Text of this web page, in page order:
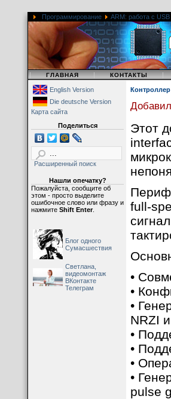
Программирование ARM: работа с USB
| ГЛАВНАЯ | КОНТАКТЫ |
English Version
Die deutsche Version
Карта сайта
Поделиться
Расширенный поиск
Нашли опечатку?
Пожалуйста, сообщите об
этом - просто выделите
ошибочное слово или фразу и
нажмите Shift Enter.
Блог одного
Сумасшествия
Светлана,
видеомонтаж
ВКонтакте
Телеграм
Контроллер
Этот
full-
•
•
•
NRZI
•
•
•
•
pulse
Low-
килобайт.
Medium-
килобайт.
High-density
XL-density
Здесь xx
и т. п.).